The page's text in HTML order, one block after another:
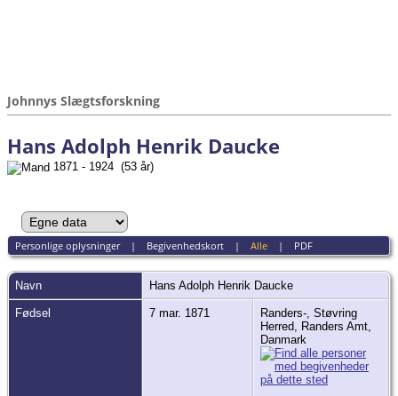
Johnnys Slægtsforskning
Hans Adolph Henrik Daucke
1871 - 1924 (53 år)
Personlige oplysninger| Begivenhedskort| Alle| PDF
Navn Hans Adolph Henrik Daucke
Fødsel 7 mar. 1871
Randers-, Støvring
Herred, Randers Amt,
Danmark